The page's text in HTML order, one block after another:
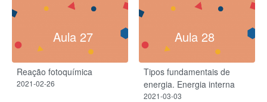
Aula 27
Reação fotoquímica
2021-02-26
Aula 28
Tipos fundamentais de
energia. Energia interna
2021-03-03